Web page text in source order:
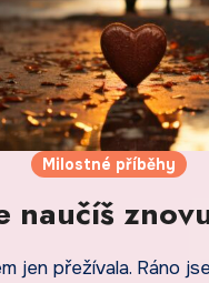
Milostné příběhy
naučíš
jen přežívala. Ráno